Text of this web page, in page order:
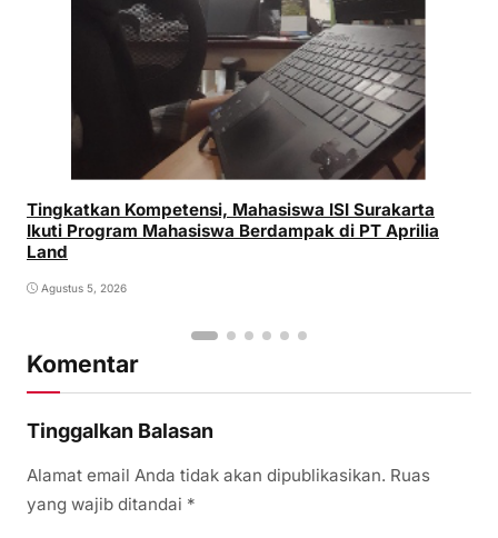
Tingkatkan Kompetensi, Mahasiswa ISI Surakarta
Ikuti Program Mahasiswa Berdampak di PT Aprilia
Land
Agustus 5, 2026
Komentar
Tinggalkan Balasan
Alamat email Anda tidak akan dipublikasikan. Ruas
yang wajib ditandai *